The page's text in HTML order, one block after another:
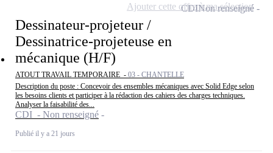
Dessinateur-projeteur /
Dessinatrice-projeteuse en
mécanique (H/F)
ATOUT TRAVAIL TEMPORAIRE - 03 - CHANTELLE
Description du poste : Concevoir des ensembles mécaniques avec Solid Edge selon
les besoins clients et participer à la rédaction des cahiers des charges techniques.
Analyser la faisabilité des...
CDI - Non renseigné
Publié il y a 21 jours
CDINon renseigné
Ajouter cette offre à ma sélection